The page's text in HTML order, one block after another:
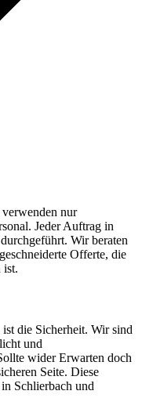
nur
Jeder Auftrag in
Wir beraten
Offerte, die
ist.
die Sicherheit. Wir sind
und
wider Erwarten doch
Seite. Diese
Schlierbach und